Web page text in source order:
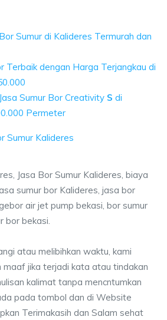
Sumur di Kalideres Termurah dan
Terbaik dengan Harga Terjangkau di
Sumur Bor Creativity S di
Permeter
Sumur Kalideres
Jasa Bor Sumur Kalideres, biaya
sumur bor Kalideres, jasa bor
air jet pump bekasi, bor sumur
bor bekasi.
atau melibihkan waktu, kami
maaf jika terjadi kata atau tindakan
kalimat tanpa mencntumkan
pada tombol dan di Website
Terimakasih dan Salam sehat